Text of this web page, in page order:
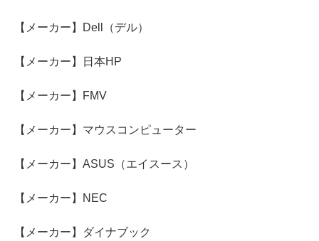
【メーカー】Dell（デル）
【メーカー】日本HP
【メーカー】FMV
【メーカー】マウスコンピューター
【メーカー】ASUS（エイスース）
【メーカー】NEC
【メーカー】ダイナブック